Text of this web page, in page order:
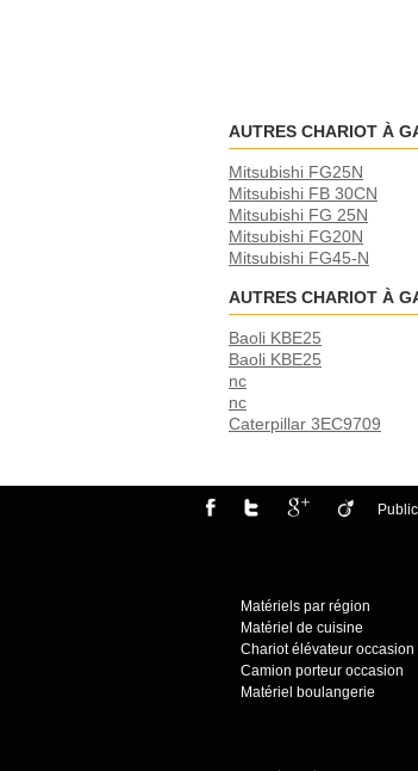
AUTRES CHARIOT À
Mitsubishi FG25N
Mitsubishi FB 30CN
Mitsubishi FG 25N
Mitsubishi FG20N
Mitsubishi FG45-N
AUTRES CHARIOT À
Baoli KBE25
Baoli KBE25
nc
nc
Caterpillar 3EC9709
Matériels par région
Matériel de cuisine
Chariot élévateur occasion
Camion porteur occasion
Matériel boulangerie